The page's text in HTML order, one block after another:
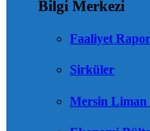
Bilgi Merkezi
Faaliyet
Sirküler
Mersin Liman